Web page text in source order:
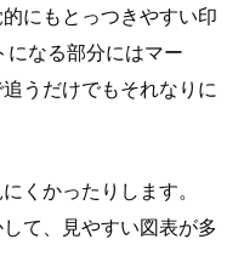
にもとっつきやすい印
なる部分にはマー
うだけでもそれなりに
くかったりします。
て、見やすい図表が多